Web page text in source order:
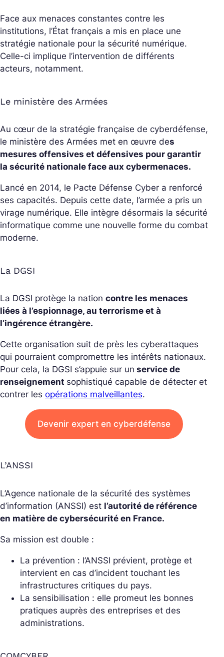
Face aux menaces constantes contre les
institutions, l’État français a mis en place une
stratégie nationale pour la sécurité numérique.
Celle-ci implique l’intervention de différents
acteurs, notamment.
Le ministère des Armées
Au cœur de la stratégie française de cyberdéfense,
le ministère des Armées met en œuvre des
mesures offensives et défensives pour garantir
la sécurité nationale face aux cybermenaces.
Lancé en 2014, le Pacte Défense Cyber a renforcé
ses capacités. Depuis cette date, l’armée a pris un
virage numérique. Elle intègre désormais la sécurité
informatique comme une nouvelle forme du combat
moderne.
La DGSI
La DGSI protège la nation contre les menaces
liées à l’espionnage, au terrorisme et à
l’ingérence étrangère.
Cette organisation suit de près les cyberattaques
qui pourraient compromettre les intérêts nationaux.
Pour cela, la DGSI s’appuie sur un service de
renseignement sophistiqué capable de détecter et
contrer les opérations malveillantes.
Devenir expert en cyberdéfense
L’ANSSI
L’Agence nationale de la sécurité des systèmes
d’information (ANSSI) est l’autorité de référence
en matière de cybersécurité en France.
Sa mission est double :
La prévention : l’ANSSI prévient, protège et
intervient en cas d’incident touchant les
infrastructures critiques du pays.
La sensibilisation : elle promeut les bonnes
pratiques auprès des entreprises et des
administrations.